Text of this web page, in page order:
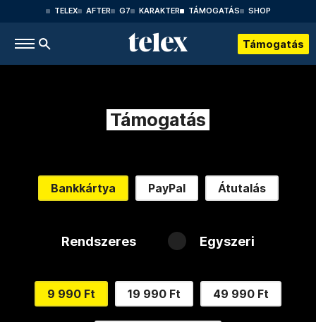
TELEX AFTER G7 KARAKTER TÁMOGATÁS SHOP
Támogatás
Támogatás
Bankkártya PayPal Átutalás
Rendszeres Egyszeri
9 990 Ft 19 990 Ft 49 990 Ft